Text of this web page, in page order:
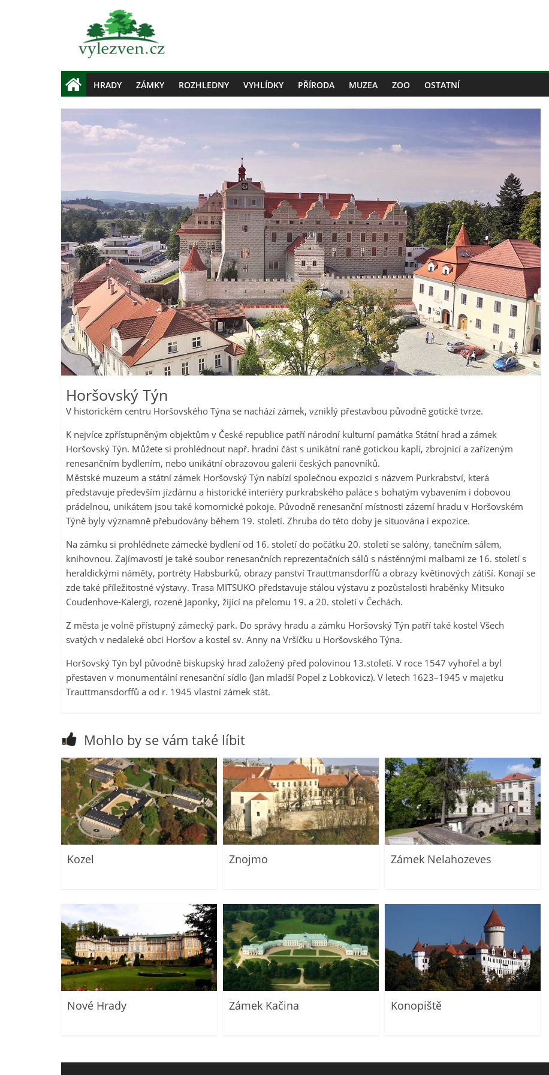
HRADY ZÁMKY ROZHLEDNY VYHLÍDKY PŘÍRODA MUZEA ZOO OSTATNÍ
Horšovský Týn
V historickém centru Horšovského Týna se nachází zámek, vzniklý přestavbou původně gotické tvrze.
K nejvíce zpřístupněným objektům v České republice patří národní kulturní památka Státní hrad a zámek
Horšovský Týn. Můžete si prohlédnout např. hradní část s unikátní raně gotickou kaplí, zbrojnicí a zařízeným
renesančním bydlením, nebo unikátní obrazovou galerii českých panovníků.
Městské muzeum a státní zámek Horšovský Týn nabízí společnou expozici s názvem Purkrabství, která
představuje především jízdárnu a historické interiéry purkrabského paláce s bohatým vybavením i dobovou
prádelnou, unikátem jsou také komornické pokoje. Původně renesanční místnosti zázemí hradu v Horšovském
Týně byly významně přebudovány během 19. století. Zhruba do této doby je situována i expozice.
Na zámku si prohlédnete zámecké bydlení od 16. století do počátku 20. století se salóny, tanečním sálem,
knihovnou. Zajímavostí je také soubor renesančních reprezentačních sálů s nástěnnými malbami ze 16. století s
heraldickými náměty, portréty Habsburků, obrazy panství Trauttmansdorffů a obrazy květinových zátiší. Konají se
zde také příležitostné výstavy. Trasa MITSUKO představuje stálou výstavu z pozůstalosti hraběnky Mitsuko
Coudenhove-Kalergi, rozené Japonky, žijící na přelomu 19. a 20. století v Čechách.
Z města je volně přístupný zámecký park. Do správy hradu a zámku Horšovský Týn patří také kostel Všech
svatých v nedaleké obci Horšov a kostel sv. Anny na Vršíčku u Horšovského Týna.
Horšovský Týn byl původně biskupský hrad založený před polovinou 13.století. V roce 1547 vyhořel a byl
přestaven v monumentální renesanční sídlo (Jan mladší Popel z Lobkovicz). V letech 1623–1945 v majetku
Trauttmansdorffů a od r. 1945 vlastní zámek stát.
Mohlo by se vám také líbit
Kozel Znojmo Zámek Nelahozeves
Nové Hrady Zámek Kačina Konopiště